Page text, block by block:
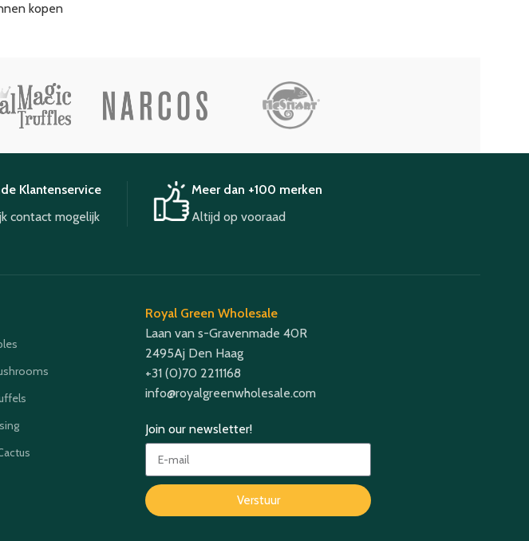
kopen
Klantenservice
contact mogelijk
Meer dan +100 merken
Altijd op vooraad
Royal Green Wholesale
Laan van s-Gravenmade 40R
2495Aj Den Haag
+31 (0)70 2211168
info@royalgreenwholesale.com
Join our newsletter!
Verstuur